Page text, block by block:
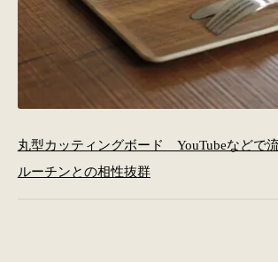
丸型カッティングボード YouTubeなどで
ルーチンとの相性抜群